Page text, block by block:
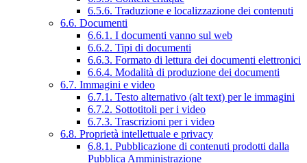
6.5.6. Traduzione e localizzazione dei contenuti
6.6. Documenti
6.6.1. I documenti vanno sul web
6.6.2. Tipi di documenti
6.6.3. Formato di lettura dei documenti elettronici
6.6.4. Modalità di produzione dei documenti
6.7. Immagini e video
6.7.1. Testo alternativo (alt text) per le immagini
6.7.2. Sottotitoli per i video
6.7.3. Trascrizioni per i video
6.8. Proprietà intellettuale e privacy
6.8.1. Pubblicazione di contenuti prodotti dalla
Pubblica Amministrazione